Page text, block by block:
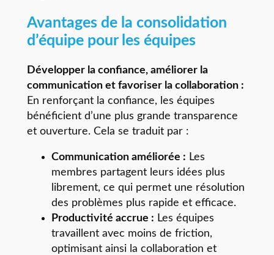
Avantages de la consolidation
d’équipe pour les équipes
Développer la confiance, améliorer la
communication et favoriser la collaboration :
En renforçant la confiance, les équipes
bénéficient d’une plus grande transparence
et ouverture. Cela se traduit par :
Communication améliorée : Les
membres partagent leurs idées plus
librement, ce qui permet une résolution
des problèmes plus rapide et efficace.
Productivité accrue : Les équipes
travaillent avec moins de friction,
optimisant ainsi la collaboration et